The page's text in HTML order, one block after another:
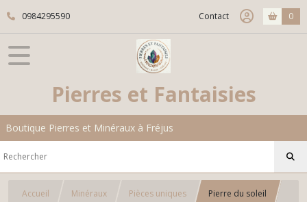
0984295590 Contact 0
Pierres et Fantaisies
Boutique Pierres et Minéraux à Fréjus
Accueil Minéraux Pièces uniques Pierre du soleil